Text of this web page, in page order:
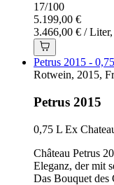
17/100
5.199,00 €
3.466,00 € /
Petrus 2015 -
Rotwein, 2015,
Petrus 2015
0,75 L Ex
Château Petrus
Eleganz, der mit
Das Bouquet des